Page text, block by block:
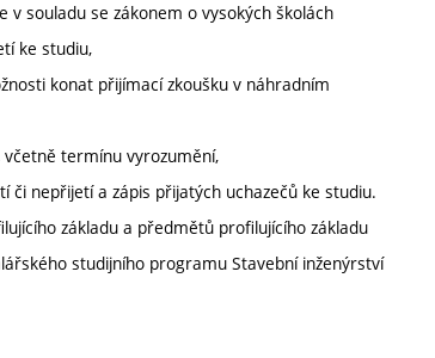
v souladu se zákonem o vysokých školách
ke studiu,
konat přijímací zkoušku v náhradním
včetně termínu vyrozumění,
či nepřijetí a zápis přijatých uchazečů ke studiu.
základu a předmětů profilujícího základu
studijního programu Stavební inženýrství